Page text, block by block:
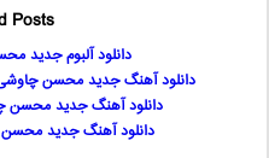
Posts:
دانلود آلبوم جدید
دانلود آهنگ جدید محسن
دانلود آهنگ جدید محسن
دانلود آهنگ جدید محسن